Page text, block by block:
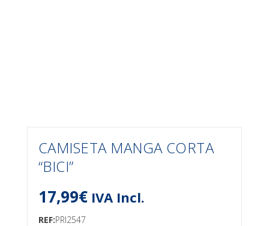
CAMISETA MANGA CORTA
“BICI”
17,99€ IVA Incl.
REF:PRI2547